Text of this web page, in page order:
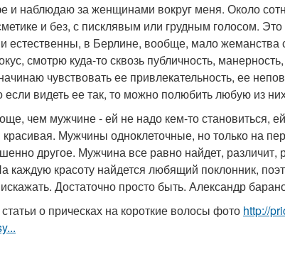
и наблюдаю за женщинами вокруг меня. Около
и без, с писклявым или грудным голосом.
естественны, в Берлине, вообще, мало
смотрю куда-то сквозь публичность,
чувствовать ее привлекательность, ее
если видеть ее так, то можно полюбить любую из
чем мужчине - ей не надо кем-то становиться,
красивая. Мужчины одноклеточные, но только на
другое. Мужчина все равно найдет, различит,
каждую красоту найдется любящий поклонник,
Достаточно просто быть. Александр
о прическах на короткие волосы фото http://